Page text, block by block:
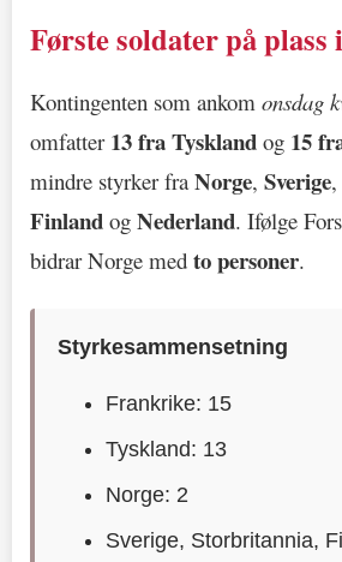
Første soldater på
Kontingenten som ankom onsdag
omfatter 13 fra Tyskland og 15
mindre styrker fraNorge, Sverige,
Finland og Nederland. Ifølge
bidrar Norge med to personer.
Styrkesammensetning
Frankrike: 15
Tyskland: 13
Norge: 2
Sverige, Storbritannia,